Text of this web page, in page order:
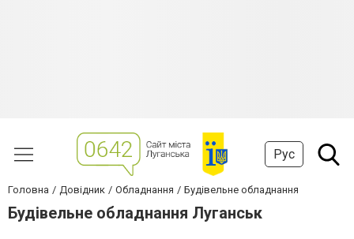
Рус
Головна Довідник Обладнання Будівельне обладнання
Будівельне обладнання Луганськ